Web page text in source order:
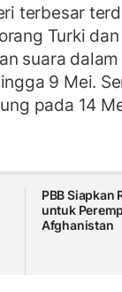
terbesar
Turki
suara
9 Mei.
pada 14
PBB Siapkan
untuk
Afghanistan